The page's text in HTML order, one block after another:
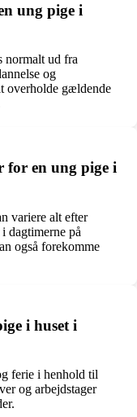
ung pige i
normalt ud fra
og
overholde gældende
for en ung pige i
variere alt efter
dagtimerne på
også forekomme
i huset i
ferie i henhold til
og arbejdstager